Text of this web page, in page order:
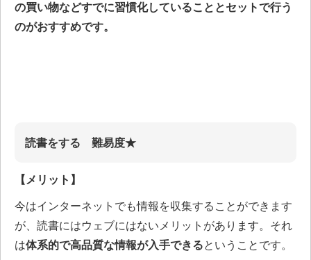
の買い物などすでに習慣化していることとセットで行う
のがおすすめです。
読書をする 難易度★
【メリット】
今はインターネットでも情報を収集することができます
が、読書にはウェブにはないメリットがあります。それ
は体系的で高品質な情報が入手できるということです。